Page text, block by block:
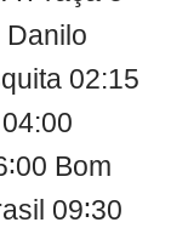
Danilo
02:15
Bom
09∶30